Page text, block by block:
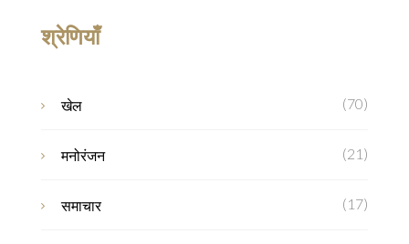
श्रेणियाँ
खेल (70)
मनोरंजन (21)
समाचार (17)